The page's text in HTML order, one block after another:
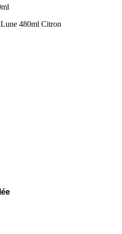
480ml Citron